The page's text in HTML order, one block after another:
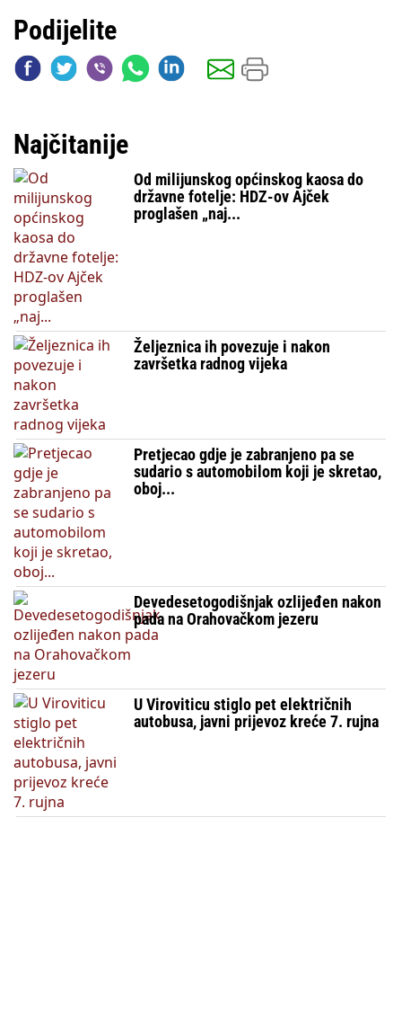
Podijelite
Najčitanije
Od milijunskog općinskog kaosa do
državne fotelje: HDZ-ov Ajček
proglašen „naj...
Željeznica ih povezuje i nakon
završetka radnog vijeka
Pretjecao gdje je zabranjeno pa se
sudario s automobilom koji je skretao,
oboj...
Devedesetogodišnjak ozlijeđen nakon
pada na Orahovačkom jezeru
U Viroviticu stiglo pet električnih
autobusa, javni prijevoz kreće 7. rujna